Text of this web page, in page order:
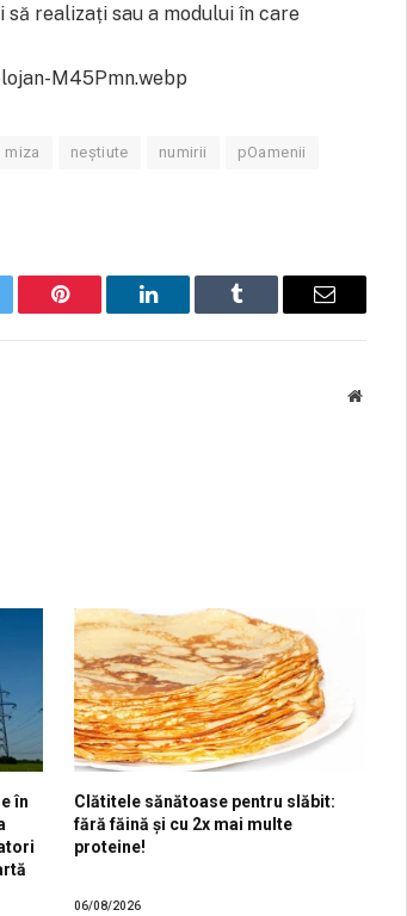
realizați sau a modului în care
M45Pmn.webp
miza neștiute numirii pOamenii
Pinterest LinkedIn Tumblr Email
Website
în
Clătitele sănătoase pentru slăbit:
fără făină și cu 2x mai multe
proteine!
06/08/2026